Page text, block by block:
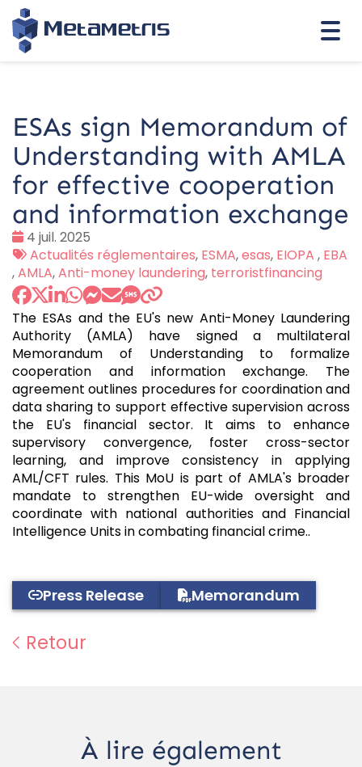
ESAs sign Memorandum of
Understanding with AMLA
for effective cooperation
and information exchange
Date
:
4 juil. 2025
Tags
:
Actualités réglementaires, ESMA,esas, EIOPA , EBA
,AMLA,Anti-money laundering, terroristfinancing
The ESAs and the EU's new Anti-Money Laundering
Authority (AMLA) have signed a multilateral
Memorandum of Understanding to formalize
cooperation and information exchange. The
agreement outlines procedures for coordination and
data sharing to support effective supervision across
the EU's financial sector. It aims to enhance
supervisory convergence, foster cross-sector
learning, and improve consistency in applying
AML/CFT rules. This MoU is part of AMLA's broader
mandate to strengthen EU-wide oversight and
coordinate with national authorities and Financial
Intelligence Units in combating financial crime..
Press Release Memorandum
Retour
À lire également